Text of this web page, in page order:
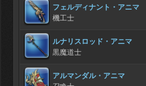
フェルディナント・アニマ
機工士
ルナリスロッド・アニマ
黒魔道士
アルマンダル・アニマ